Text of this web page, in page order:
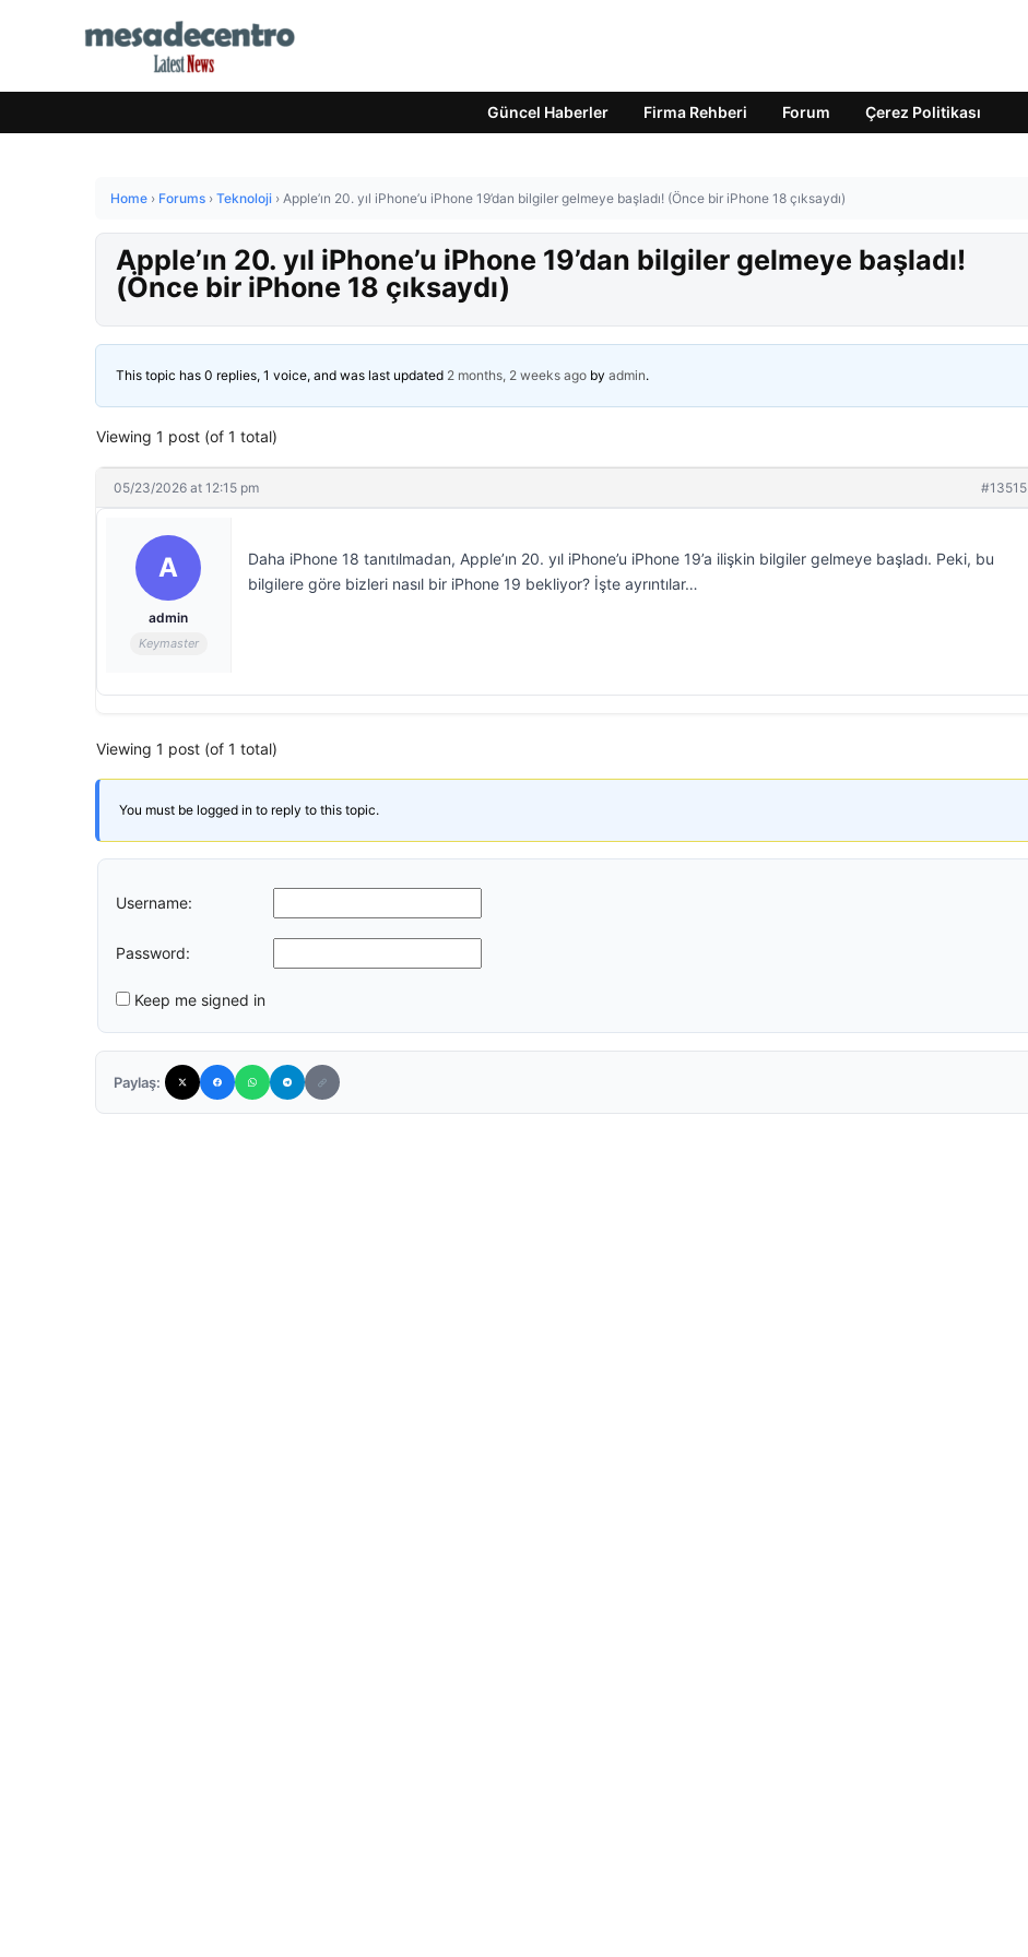
Güncel Haberler Firma Rehberi Forum Çerez Politikası
Home › Forums › Teknoloji › Apple’ın 20. yıl iPhone’u iPhone 19’dan bilgiler gelmeye başladı! (Önce bir iPhone 18 çıksaydı)
Apple’ın 20. yıl iPhone’u iPhone 19’dan bilgiler gelmeye başladı!
(Önce bir iPhone 18 çıksaydı)
This topic has 0 replies, 1 voice, and was last updated 2 months, 2 weeks ago by admin.
Viewing 1 post (of 1 total)
05/23/2026 at 12:15 pm #13515
A
admin
Keymaster
Daha iPhone 18 tanıtılmadan, Apple’ın 20. yıl iPhone’u iPhone 19’a ilişkin bilgiler gelmeye başladı. Peki, bu
bilgilere göre bizleri nasıl bir iPhone 19 bekliyor? İşte ayrıntılar…
Viewing 1 post (of 1 total)
You must be logged in to reply to this topic.
Username:
Password:
Keep me signed in
Paylaş: